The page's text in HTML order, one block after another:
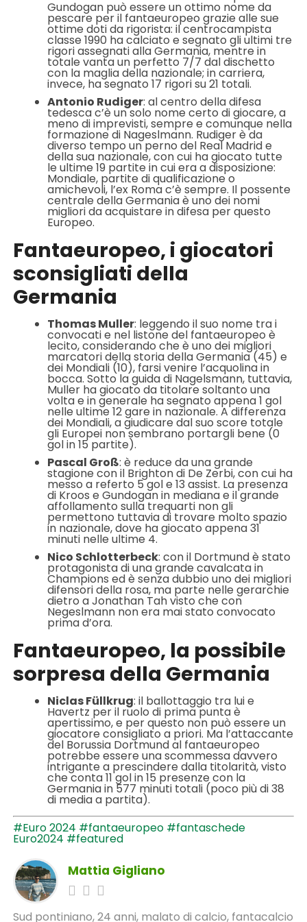
Gundogan può essere un ottimo nome da
pescare per il fantaeuropeo grazie alle sue
ottime doti da rigorista: il centrocampista
classe 1990 ha calciato e segnato gli ultimi tre
rigori assegnati alla Germania, mentre in
totale vanta un perfetto 7/7 dal dischetto
con la maglia della nazionale; in carriera,
invece, ha segnato 17 rigori su 21 totali.
Antonio Rudiger: al centro della difesa
tedesca c’è un solo nome certo di giocare, a
meno di imprevisti, sempre e comunque nella
formazione di Nageslmann. Rudiger è da
diverso tempo un perno del Real Madrid e
della sua nazionale, con cui ha giocato tutte
le ultime 19 partite in cui era a disposizione:
Mondiale, partite di qualificazione o
amichevoli, l’ex Roma c’è sempre. Il possente
centrale della Germania è uno dei nomi
migliori da acquistare in difesa per questo
Europeo.
Fantaeuropeo, i giocatori
sconsigliati della
Germania
Thomas Muller: leggendo il suo nome tra i
convocati e nel listone del fantaeuropeo è
lecito, considerando che è uno dei migliori
marcatori della storia della Germania (45) e
dei Mondiali (10), farsi venire l’acquolina in
bocca. Sotto la guida di Nagelsmann, tuttavia,
Muller ha giocato da titolare soltanto una
volta e in generale ha segnato appena 1 gol
nelle ultime 12 gare in nazionale. A differenza
dei Mondiali, a giudicare dal suo score totale
gli Europei non sembrano portargli bene (0
gol in 15 partite).
Pascal Groß: è reduce da una grande
stagione con il Brighton di De Zerbi, con cui ha
messo a referto 5 gol e 13 assist. La presenza
di Kroos e Gundogan in mediana e il grande
affollamento sulla trequarti non gli
permettono tuttavia di trovare molto spazio
in nazionale, dove ha giocato appena 31
minuti nelle ultime 4.
Nico Schlotterbeck: con il Dortmund è stato
protagonista di una grande cavalcata in
Champions ed è senza dubbio uno dei migliori
difensori della rosa, ma parte nelle gerarchie
dietro a Jonathan Tah visto che con
Negeslmann non era mai stato convocato
prima d’ora.
Fantaeuropeo, la possibile
sorpresa della Germania
Niclas Füllkrug: il ballottaggio tra lui e
Havertz per il ruolo di prima punta è
apertissimo, e per questo non può essere un
giocatore consigliato a priori. Ma l’attaccante
del Borussia Dortmund al fantaeuropeo
potrebbe essere una scommessa davvero
intrigante a prescindere dalla titolarità, visto
che conta 11 gol in 15 presenze con la
Germania in 577 minuti totali (poco più di 38
di media a partita).
#Euro 2024 #fantaeuropeo #fantaschede
Euro2024 #featured
Mattia Gigliano
Sud pontiniano, 24 anni, malato di calcio, fantacalcio